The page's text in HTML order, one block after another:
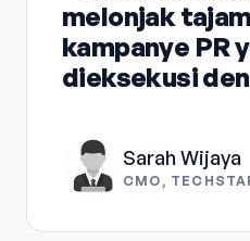
melonjak
kampanye PR
dieksekusi
Sarah Wijaya
CMO,